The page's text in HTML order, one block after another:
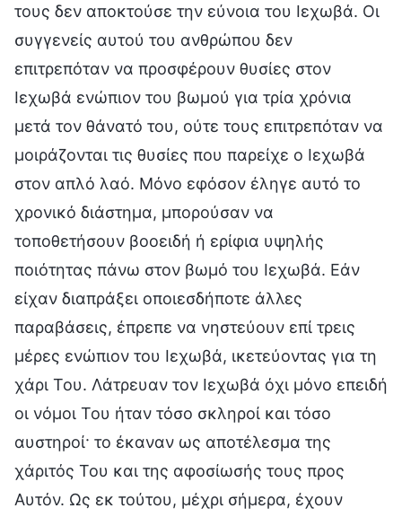
τους δεν αποκτούσε την εύνοια του Ιεχωβά. Οι
συγγενείς αυτού του ανθρώπου δεν
επιτρεπόταν να προσφέρουν θυσίες στον
Ιεχωβά ενώπιον του βωμού για τρία χρόνια
μετά τον θάνατό του, ούτε τους επιτρεπόταν να
μοιράζονται τις θυσίες που παρείχε ο Ιεχωβά
στον απλό λαό. Μόνο εφόσον έληγε αυτό το
χρονικό διάστημα, μπορούσαν να
τοποθετήσουν βοοειδή ή ερίφια υψηλής
ποιότητας πάνω στον βωμό του Ιεχωβά. Εάν
είχαν διαπράξει οποιεσδήποτε άλλες
παραβάσεις, έπρεπε να νηστεύουν επί τρεις
μέρες ενώπιον του Ιεχωβά, ικετεύοντας για τη
χάρι Του. Λάτρευαν τον Ιεχωβά όχι μόνο επειδή
οι νόμοι Του ήταν τόσο σκληροί και τόσο
αυστηροί· το έκαναν ως αποτέλεσμα της
χάριτός Του και της αφοσίωσής τους προς
Αυτόν. Ως εκ τούτου, μέχρι σήμερα, έχουν